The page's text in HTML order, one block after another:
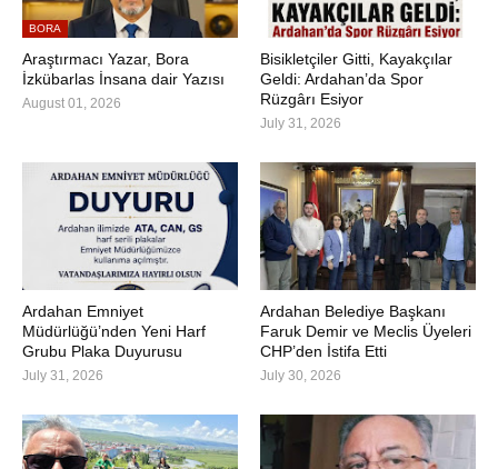
BORA
Araştırmacı Yazar, Bora
İzkübarlas İnsana dair Yazısı
August 01, 2026
Bisikletçiler Gitti, Kayakçılar
Geldi: Ardahan’da Spor
Rüzgârı Esiyor
July 31, 2026
Ardahan Emniyet
Müdürlüğü’nden Yeni Harf
Grubu Plaka Duyurusu
July 31, 2026
Ardahan Belediye Başkanı
Faruk Demir ve Meclis Üyeleri
CHP’den İstifa Etti
July 30, 2026